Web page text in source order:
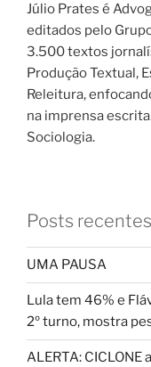
Júlio Prates é
editados pelo
3.500 textos
Produção Textual,
Releitura,
na imprensa
Sociologia.
Posts recentes
UMA PAUSA
Lula tem 46% e
2º turno, mostra
ALERTA: CICLONE